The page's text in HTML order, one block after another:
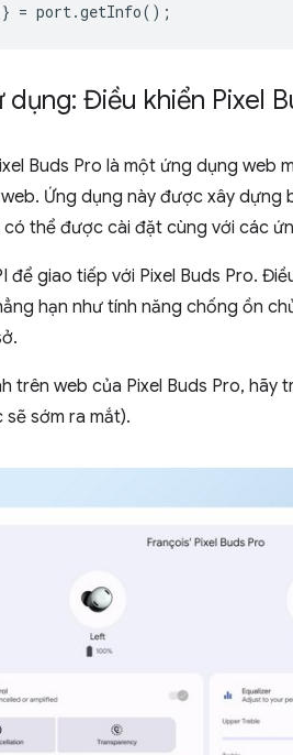
} = port.getInfo();
Điều khiển Pixel
Buds Pro là một ứng dụng web
Ứng dụng này được xây dựng
thể được cài đặt cùng với các
để giao tiếp với Pixel Buds Pro.
hạn như tính năng chống ồn
trên web của Pixel Buds Pro, hãy
sớm ra mắt).